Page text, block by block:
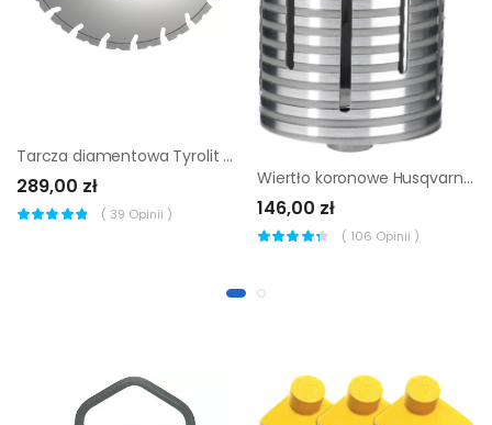
Tarcza diamentowa Tyrolit Standard DCU 300 x 2,6 mm
289,00 zł
( 39 Opinii )
Wiertło koronowe Husqvarna D25 37 mm (mocowanie 1/2'' GF)
146,00 zł
( 106 Opinii )